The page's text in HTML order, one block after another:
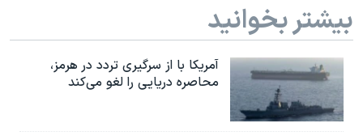
بیشتر بخوانید
آمریکا با از سرگیری تردد در هرمز،
محاصره دریایی را لغو می‌کند